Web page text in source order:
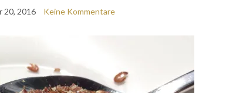
20, 2016 Keine Kommentare